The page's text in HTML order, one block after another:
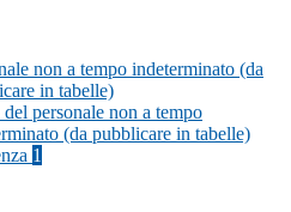
non a tempo indeterminato (da
in tabelle)
del personale non a tempo
(da pubblicare in tabelle)
1